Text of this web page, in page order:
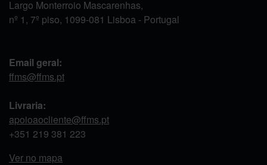
Largo Monterroio Mascarenhas,
nº 1, 7º piso, 1099-081 Lisboa - Portugal
Email geral:
ffms@ffms.pt
Livraria:
apoioaocliente@ffms.pt
+351 219 381 223
Ver no mapa